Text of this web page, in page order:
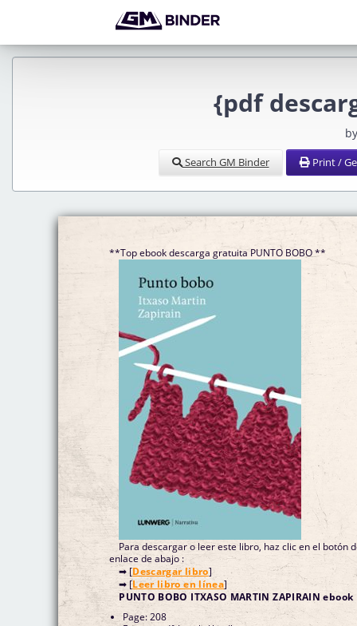
{pdf
Search GM Binder Print /
**Top ebook descarga gratuita PUNTO BOBO **
Para descargar o leer este libro, haz clic en el botón
enlace de abajo :
➡ [Descargar libro]
➡ [Leer libro en línea]
PUNTO BOBO ITXASO MARTIN ZAPIRAIN ebook
Page: 208